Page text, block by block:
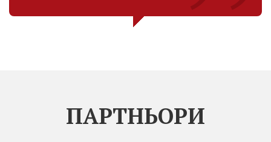
ПАРТНЬОРИ